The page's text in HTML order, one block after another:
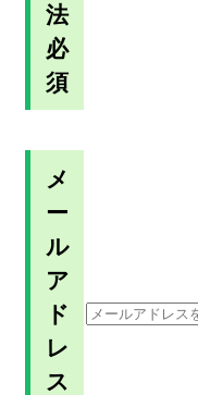
法
必
須
メ
ー
ル
ア
ド
レ
ス